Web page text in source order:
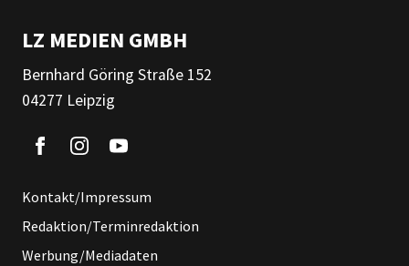
LZ MEDIEN GMBH
Bernhard Göring Straße 152
04277 Leipzig
Kontakt/Impressum
Redaktion/Terminredaktion
Werbung/Mediadaten